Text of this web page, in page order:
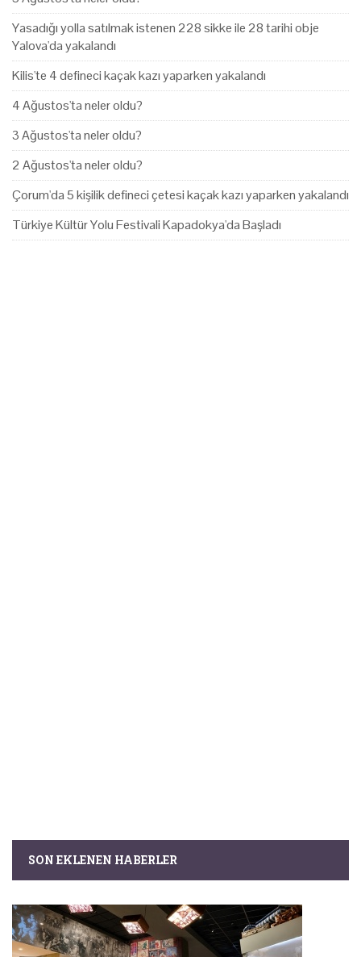
Yasadığı yolla satılmak istenen 228 sikke ile 28 tarihi obje
Yalova'da yakalandı
Kilis'te 4 defineci kaçak kazı yaparken yakalandı
4 Ağustos'ta neler oldu?
3 Ağustos'ta neler oldu?
2 Ağustos'ta neler oldu?
Çorum'da 5 kişilik defineci çetesi kaçak kazı yaparken yakalandı
Türkiye Kültür Yolu Festivali Kapadokya'da Başladı
SON EKLENEN HABERLER